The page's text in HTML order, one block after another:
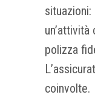
polizza
coinvolte.